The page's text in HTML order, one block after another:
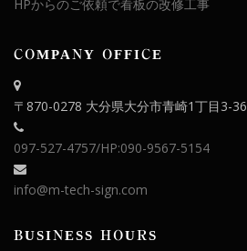
HPからのご依頼で看板の改修工事
COMPANY OFFICE
〒870-0278 大分県大分市青崎1丁目3-36
097-527-4757/HP:090-9567-5154
info@m-tech-sign.com
BUSINESS HOURS